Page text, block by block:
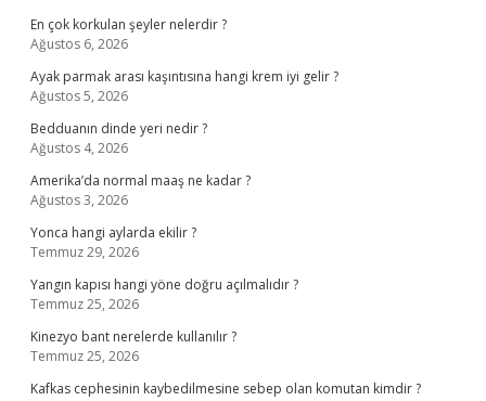
En çok korkulan şeyler nelerdir ?
Ağustos 6, 2026
Ayak parmak arası kaşıntısına hangi krem iyi gelir ?
Ağustos 5, 2026
Bedduanın dinde yeri nedir ?
Ağustos 4, 2026
Amerika’da normal maaş ne kadar ?
Ağustos 3, 2026
Yonca hangi aylarda ekilir ?
Temmuz 29, 2026
Yangın kapısı hangi yöne doğru açılmalıdır ?
Temmuz 25, 2026
Kinezyo bant nerelerde kullanılır ?
Temmuz 25, 2026
Kafkas cephesinin kaybedilmesine sebep olan komutan kimdir ?